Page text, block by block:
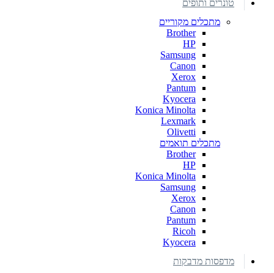
טונרים ותופים
מתכלים מקוריים
Brother
HP
Samsung
Canon
Xerox
Pantum
Kyocera
Konica Minolta
Lexmark
Olivetti
מתכלים תואמים
Brother
HP
Konica Minolta
Samsung
Xerox
Canon
Pantum
Ricoh
Kyocera
מדפסות מדבקות